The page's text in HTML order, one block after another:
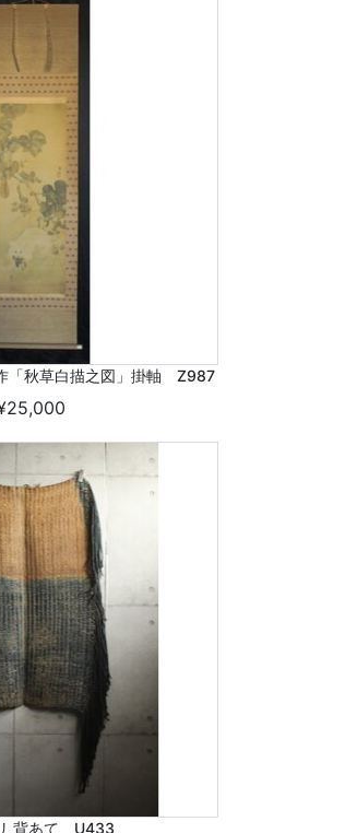
「秋草白描之図」掛軸 Z987
背あて U433